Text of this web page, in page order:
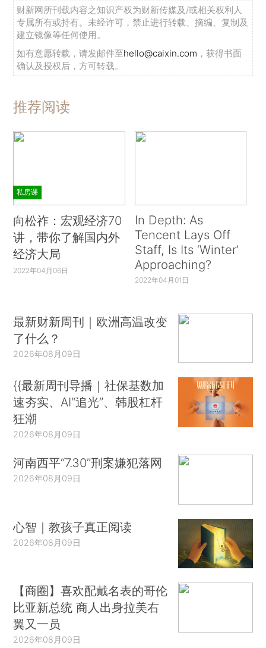
财新网所刊载内容之知识产权为财新传媒及/或相关权利人
专属所有或持有。未经许可，禁止进行转载、摘编、复制及
建立镜像等任何使用。
如有意愿转载，请发邮件至hello@caixin.com ，获得书面
确认及授权后，方可转载。
推荐阅读
私房课
向松祚：宏观经济70
讲，带你了解国内外
经济大局
2022年04月06日
In Depth: As
Tencent Lays Off
Staff, Is Its ‘Winter’
Approaching?
2022年04月01日
最新财新周刊｜欧洲高温改变
了什么？
2026年08月09日
{{最新周刊导播｜社保基数加
速夯实、AI“追光”、韩股杠杆
狂潮
2026年08月09日
河南西平“7.30”刑案嫌犯落网
2026年08月09日
心智｜教孩子真正阅读
2026年08月09日
【商圈】喜欢配戴名表的哥伦
比亚新总统 商人出身拉美右
翼又一员
2026年08月09日